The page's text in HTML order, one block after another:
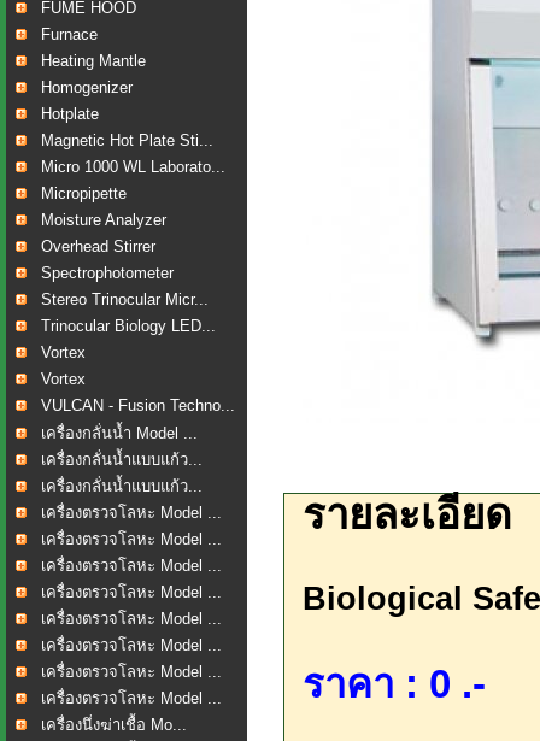
FUME HOOD
Furnace
Heating Mantle
Homogenizer
Hotplate
Magnetic Hot Plate Sti...
Micro 1000 WL Laborato...
Micropipette
Moisture Analyzer
Overhead Stirrer
Spectrophotometer
Stereo Trinocular Micr...
Trinocular Biology LED...
Vortex
Vortex
VULCAN - Fusion Techno...
เครื่องกลั่นน้ำ Model ...
เครื่องกลั่นน้ำแบบแก้ว...
เครื่องกลั่นน้ำแบบแก้ว...
เครื่องตรวจโลหะ Model ...
เครื่องตรวจโลหะ Model ...
เครื่องตรวจโลหะ Model ...
เครื่องตรวจโลหะ Model ...
เครื่องตรวจโลหะ Model ...
เครื่องตรวจโลหะ Model ...
เครื่องตรวจโลหะ Model ...
เครื่องตรวจโลหะ Model ...
เครื่องนึ่งฆ่าเชื้อ Mo...
รายละเอียด
Biological
ราคา : 0 .-